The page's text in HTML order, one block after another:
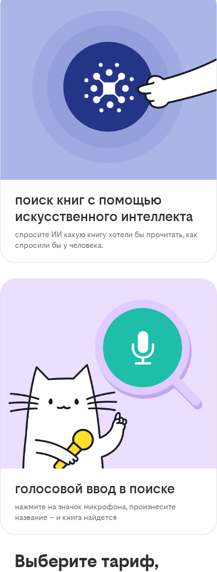
поиск книг с помощью
искусственного интеллекта
спросите ИИ какую книгу хотели бы прочитать, как
спросили бы у человека.
голосовой ввод в поиске
нажмите на значок микрофона, произнесите
название – и книга найдется
Выберите тариф,